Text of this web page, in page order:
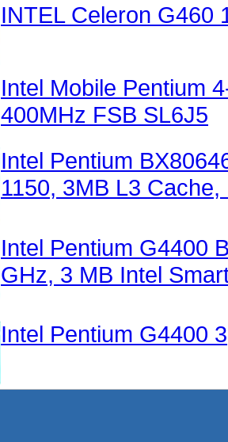
INTEL Celeron G460
Intel Mobile Pentium
400MHz FSB SL6J5
Intel Pentium
1150, 3MB L3
Intel Pentium G4400
GHz, 3 MB Intel
Intel Pentium G4400